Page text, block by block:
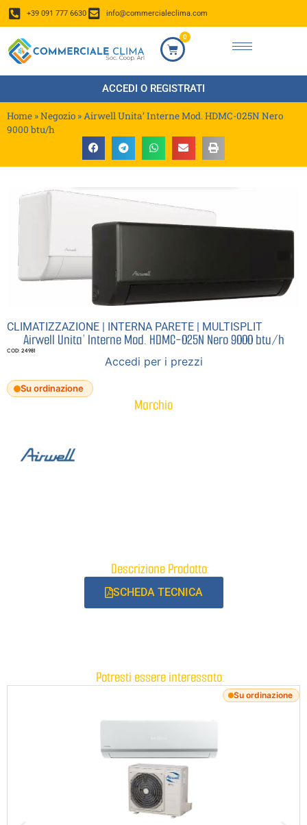
+39 091 777 6630 info@commercialeclima.com
0
ACCEDI O REGISTRATI
Home »Negozio »Airwell Unita’ Interne Mod. HDMC-025N Nero
9000 btu/h
CLIMATIZZAZIONE INTERNA PARETE MULTISPLIT
Airwell Unita’ Interne Mod. HDMC-025N Nero 9000 btu/h
COD: 24981
Accedi per i prezzi
Su ordinazione
Marchio
Descrizione Prodotto:
SCHEDA TECNICA
Potresti essere interessato:
Su ordinazione